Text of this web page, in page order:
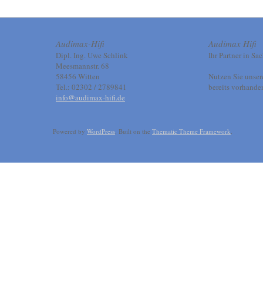
Audimax-Hifi
Dipl. Ing. Uwe Schlink
Meesmannstr. 68
58456 Witten
Tel.: 02302 / 2789841
info@audimax-hifi.de
Audimax Hifi
Ihr Partner in
Nutzen Sie
bereits
Powered by WordPress. Built on the Thematic Theme Framework.